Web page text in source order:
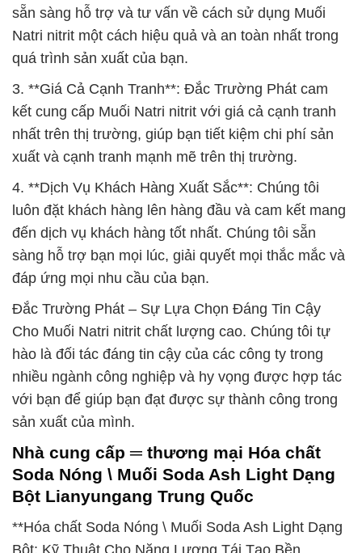
sẵn sàng hỗ trợ và tư vấn về cách sử dụng Muối
Natri nitrit một cách hiệu quả và an toàn nhất trong
quá trình sản xuất của bạn.
3. **Giá Cả Cạnh Tranh**: Đắc Trường Phát cam
kết cung cấp Muối Natri nitrit với giá cả cạnh tranh
nhất trên thị trường, giúp bạn tiết kiệm chi phí sản
xuất và cạnh tranh mạnh mẽ trên thị trường.
4. **Dịch Vụ Khách Hàng Xuất Sắc**: Chúng tôi
luôn đặt khách hàng lên hàng đầu và cam kết mang
đến dịch vụ khách hàng tốt nhất. Chúng tôi sẵn
sàng hỗ trợ bạn mọi lúc, giải quyết mọi thắc mắc và
đáp ứng mọi nhu cầu của bạn.
Đắc Trường Phát – Sự Lựa Chọn Đáng Tin Cậy
Cho Muối Natri nitrit chất lượng cao. Chúng tôi tự
hào là đối tác đáng tin cậy của các công ty trong
nhiều ngành công nghiệp và hy vọng được hợp tác
với bạn để giúp bạn đạt được sự thành công trong
sản xuất của mình.
Nhà cung cấp ═ thương mại Hóa chất
Soda Nóng \ Muối Soda Ash Light Dạng
Bột Lianyungang Trung Quốc
**Hóa chất Soda Nóng \ Muối Soda Ash Light Dạng
Bột: Kỹ Thuật Cho Năng Lượng Tái Tạo Bền